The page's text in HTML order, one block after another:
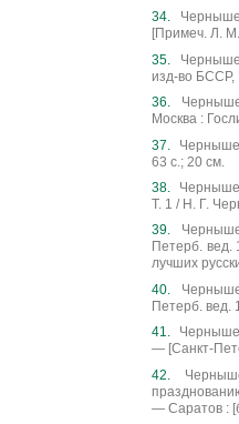
[Примеч. Л.
изд-во БССР,
Москва :
63 с.; 20 см.
Т. 1 / Н. Г.
Петерб.
лучших
Петерб. вед.
— [Санкт-
— Саратов :